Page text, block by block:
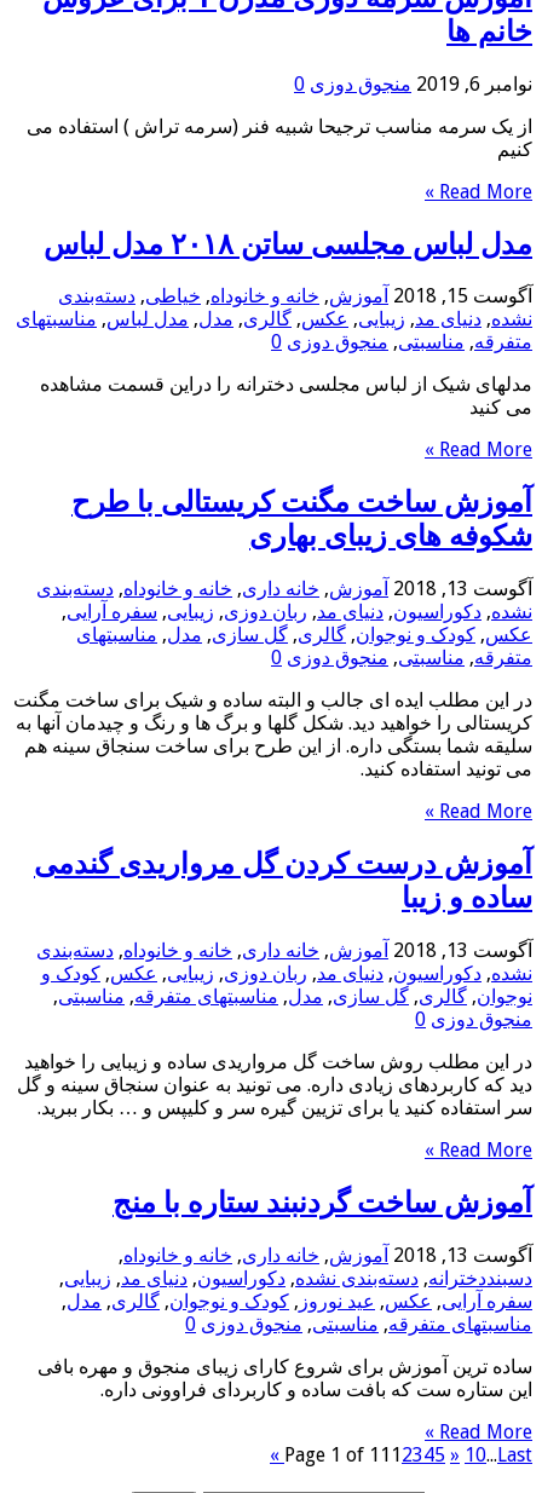
خانم ها
نوامبر 6, 2019 منجوق دوزی 0
از یک سرمه مناسب ترجیحا شبیه فنر (سرمه تراش ) استفاده می
کنیم
Read More »
مدل لباس مجلسی ساتن ۲۰۱۸ مدل لباس
آگوست 15, 2018 آموزش, خانه و خانوداه, خیاطی, دسته‌بندی
نشده, دنیای مد, زیبایی, عکس, گالری, مدل, مدل لباس, مناسبتهای
متفرقه, مناسبتی, منجوق دوزی 0
مدلهای شیک از لباس مجلسی دخترانه را دراین قسمت مشاهده
می کنید
Read More »
آموزش ساخت مگنت کریستالی با طرح
شکوفه های زیبای بهاری
آگوست 13, 2018 آموزش, خانه داری, خانه و خانوداه, دسته‌بندی
نشده, دکوراسیون, دنیای مد, ربان دوزی, زیبایی, سفره آرایی,
عکس, کودک و نوجوان, گالری, گل سازی, مدل, مناسبتهای
متفرقه, مناسبتی, منجوق دوزی 0
در این مطلب ایده ای جالب و البته ساده و شیک برای ساخت مگنت
کریستالی را خواهید دید. شکل گلها و برگ ها و رنگ و چیدمان آنها به
سلیقه شما بستگی داره. از این طرح برای ساخت سنجاق سینه هم
می تونید استفاده کنید.
Read More »
آموزش درست کردن گل مرواریدی گندمی
ساده و زیبا
آگوست 13, 2018 آموزش, خانه داری, خانه و خانوداه, دسته‌بندی
نشده, دکوراسیون, دنیای مد, ربان دوزی, زیبایی, عکس, کودک و
نوجوان, گالری, گل سازی, مدل, مناسبتهای متفرقه, مناسبتی,
منجوق دوزی 0
در این مطلب روش ساخت گل مرواریدی ساده و زیبایی را خواهید
دید که کاربردهای زیادی داره. می تونید به عنوان سنجاق سینه و گل
سر استفاده کنید یا برای تزیین گیره سر و کلیپس و … بکار ببرید.
Read More »
آموزش ساخت گردنبند ستاره با منج
آگوست 13, 2018 آموزش, خانه داری, خانه و خانوداه,
دسبنددخترانه, دسته‌بندی نشده, دکوراسیون, دنیای مد, زیبایی,
سفره آرایی, عکس, عید نوروز , کودک و نوجوان, گالری, مدل,
مناسبتهای متفرقه, مناسبتی, منجوق دوزی 0
ساده ترین آموزش برای شروع کارای زیبای منجوق و مهره بافی
این ستاره ست که بافت ساده و کاربردای فراوونی داره.
Read More »
Page 1 of 11 12345 » 10...Last »